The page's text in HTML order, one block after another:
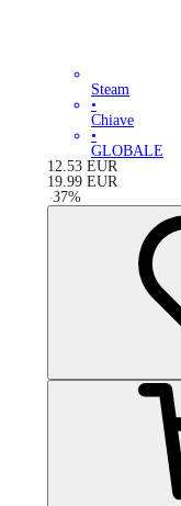
Steam
•
Chiave
•
GLOBALE
12.53 EUR
19.99 EUR
-37%